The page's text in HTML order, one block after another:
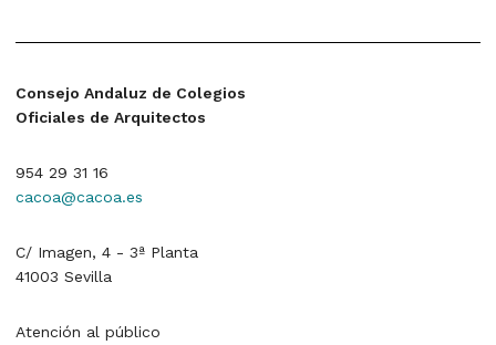
Consejo Andaluz de Colegios
Oficiales de Arquitectos
954 29 31 16
cacoa@cacoa.es
C/ Imagen, 4 - 3ª Planta
41003 Sevilla
Atención al público